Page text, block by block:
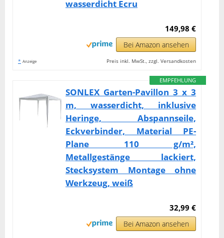
wasserdicht Ecru
149,98 €
Bei Amazon ansehen
* Anzeige Preis inkl. MwSt., zzgl. Versandkosten
EMPFEHLUNG
SONLEX Garten-Pavillon 3 x 3
m, wasserdicht, inklusive
Heringe, Abspannseile,
Eckverbinder, Material PE-
Plane 110 g/m²,
Metallgestänge lackiert,
Stecksystem Montage ohne
Werkzeug, weiß
32,99 €
Bei Amazon ansehen